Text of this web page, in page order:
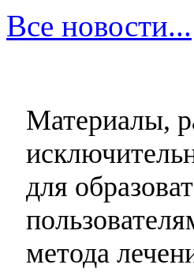
Все новости...
Материалы,
для
метода